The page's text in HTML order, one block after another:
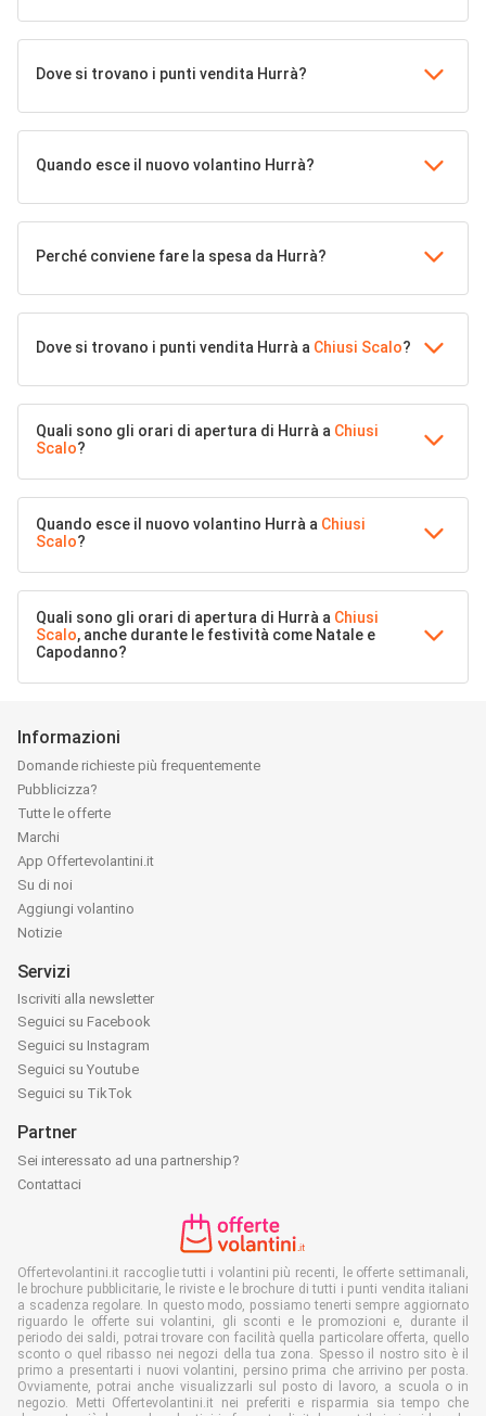
Dove si trovano i punti vendita Hurrà?
Quando esce il nuovo volantino Hurrà?
Perché conviene fare la spesa da Hurrà?
Dove si trovano i punti vendita Hurrà a Chiusi Scalo?
Quali sono gli orari di apertura di Hurrà a Chiusi
Scalo?
Quando esce il nuovo volantino Hurrà a Chiusi
Scalo?
Quali sono gli orari di apertura di Hurrà a Chiusi
Scalo, anche durante le festività come Natale e
Capodanno?
Informazioni
Domande richieste più frequentemente
Pubblicizza?
Tutte le offerte
Marchi
App Offertevolantini.it
Su di noi
Aggiungi volantino
Notizie
Servizi
Iscriviti alla newsletter
Seguici su Facebook
Seguici su Instagram
Seguici su Youtube
Seguici su TikTok
Partner
Sei interessato ad una partnership?
Contattaci
Offertevolantini.it raccoglie tutti i volantini più recenti, le offerte settimanali,
le brochure pubblicitarie, le riviste e le brochure di tutti i punti vendita italiani
a scadenza regolare. In questo modo, possiamo tenerti sempre aggiornato
riguardo le offerte sui volantini, gli sconti e le promozioni e, durante il
periodo dei saldi, potrai trovare con facilità quella particolare offerta, quello
sconto o quel ribasso nei negozi della tua zona. Spesso il nostro sito è il
primo a presentarti i nuovi volantini, persino prima che arrivino per posta.
Ovviamente, potrai anche visualizzarli sul posto di lavoro, a scuola o in
negozio. Metti Offertevolantini.it nei preferiti e risparmia sia tempo che